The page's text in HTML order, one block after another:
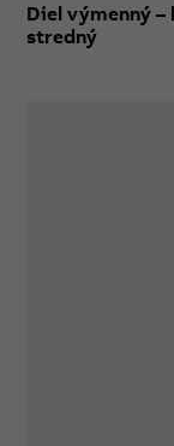
Diel výmenný
stredný